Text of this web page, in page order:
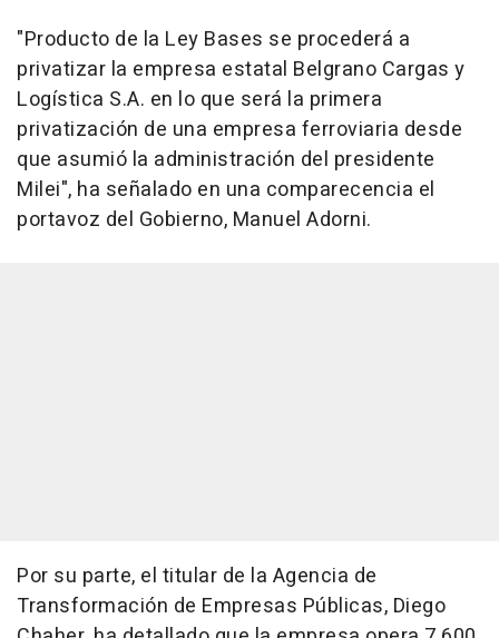
"Producto de la Ley Bases se procederá a
privatizar la empresa estatal Belgrano Cargas y
Logística S.A. en lo que será la primera
privatización de una empresa ferroviaria desde
que asumió la administración del presidente
Milei", ha señalado en una comparecencia el
portavoz del Gobierno, Manuel Adorni.
Por su parte, el titular de la Agencia de
Transformación de Empresas Públicas, Diego